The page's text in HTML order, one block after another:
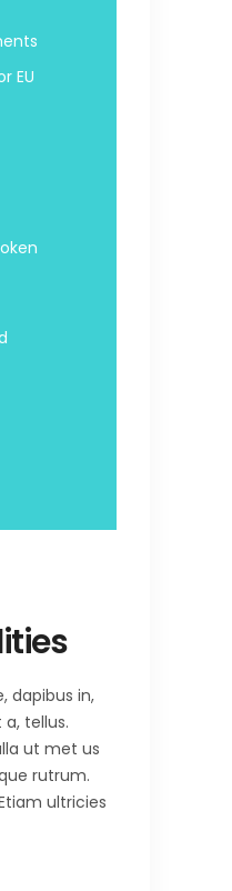
EU
dapibus in,
tellus.
ut met us
rutrum.
ultricies